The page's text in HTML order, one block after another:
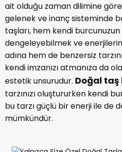
ait olduğu zaman dilimine
gelenek ve inanç sisteminde
taşları, hem kendi
dengeleyebilmek ve
adına hem de benzersiz
kendi imzanızı atmanıza da
estetik unsurudur. Doğal
tarzınızı oluştururken kendi
bu tarzı güçlü bir enerji ile de
mümkündür.